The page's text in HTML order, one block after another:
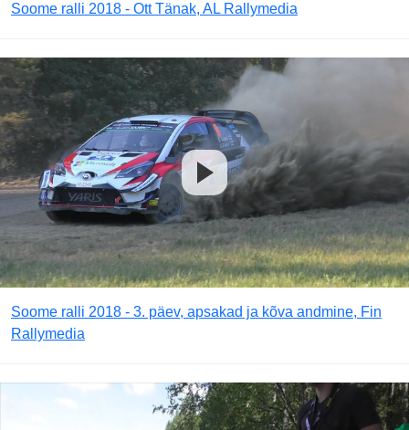
Soome ralli 2018 - Ott Tänak, AL Rallymedia
Soome ralli 2018 - 3. päev, apsakad ja kõva andmine, Fin
Rallymedia